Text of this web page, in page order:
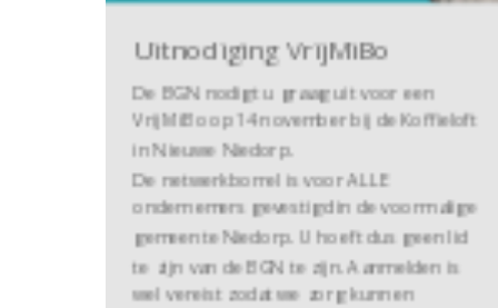
Uitnodiging VrijMiBo
De BGN nodigt u graag uit voor een
VrijMiBo op 14 november bij de Koffieloft
in Nieuwe Niedorp.
De netwerkborrel is voor ALLE
ondernemers gevestigd in de voormalige
gemeente Niedorp. U hoeft dus geen lid
te zijn van de BGN te zijn. Aanmelden is
wel vereist zodat we zorg kunnen